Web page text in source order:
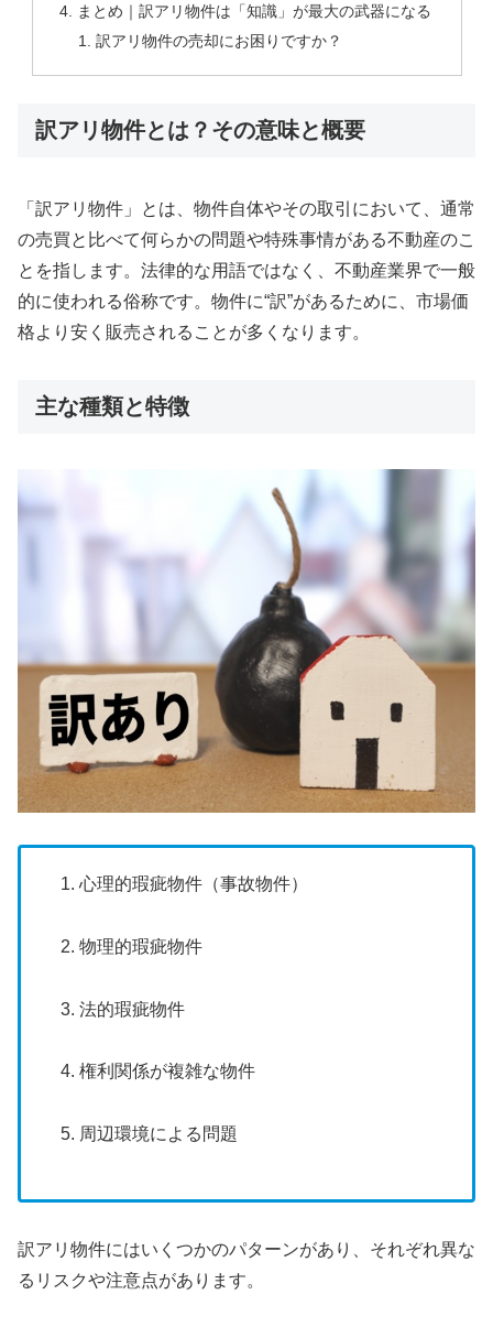
まとめ｜訳アリ物件は「知識」が最大の武器になる
訳アリ物件の売却にお困りですか？
訳アリ物件とは？その意味と概要
「訳アリ物件」とは、物件自体やその取引において、通常
の売買と比べて何らかの問題や特殊事情がある不動産のこ
とを指します。法律的な用語ではなく、不動産業界で一般
的に使われる俗称です。物件に“訳”があるために、市場価
格より安く販売されることが多くなります。
主な種類と特徴
心理的瑕疵物件（事故物件）
物理的瑕疵物件
法的瑕疵物件
権利関係が複雑な物件
周辺環境による問題
訳アリ物件にはいくつかのパターンがあり、それぞれ異な
るリスクや注意点があります。